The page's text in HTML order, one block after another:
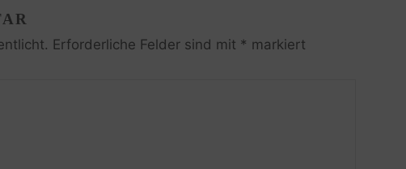
Erforderliche Felder sind mit * markiert